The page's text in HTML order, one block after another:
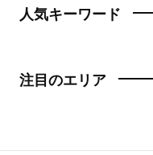
人気キーワード
注目のエリア